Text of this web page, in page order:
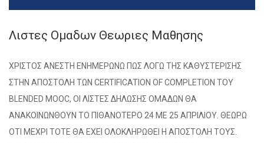
Λιστες Ομαδων Θεωριες Μαθησης
ΧΡΙΣΤΟΣ ΑΝΕΣΤΗ ΕΝΗΜΕΡΩΝΩ ΠΩΣ ΛΟΓΩ ΤΗΣ ΚΑΘΥΣΤΕΡΙΣΗΣ
ΣΤΗΝ ΑΠΟΣΤΟΛΗ ΤΩΝ CERTIFICATION OF COMPLETION TOY
BLENDED MOOC, ΟΙ ΛΙΣΤΕΣ ΔΗΛΩΣΗΣ ΟΜΑΔΩΝ ΘΑ
ΑΝΑΚΟΙΝΩΝΘΟΥΝ ΤΟ ΠΙΘΑΝΟΤΕΡΟ 24 ΜΕ 25 ΑΠΡΙΛΙΟΥ. ΘΕΩΡΩ
ΟΤΙ ΜΕΧΡΙ ΤΟΤΕ ΘΑ ΕΧΕΙ ΟΛΟΚΛΗΡΩΘΕΙ Η ΑΠΟΣΤΟΛΗ ΤΟΥΣ.